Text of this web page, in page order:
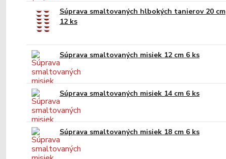
Súprava smaltovaných hlbokých tanierov 20 cm
12 ks
Súprava smaltovaných misiek 12 cm 6 ks
Súprava smaltovaných misiek 14 cm 6 ks
Súprava smaltovaných misiek 18 cm 6 ks